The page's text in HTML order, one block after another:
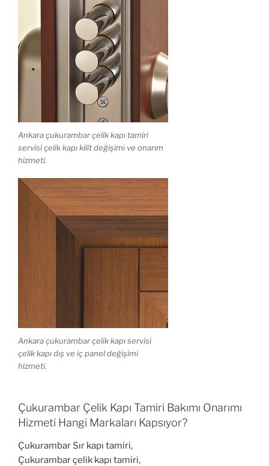
Ankara çukurambar çelik kapı tamiri
servisi çelik kapı kilit değişimi ve onarım
hizmeti.
Ankara çukurambar çelik kapı servisi
çelik kapı dış ve iç panel değişimi
hizmeti.
Çukurambar Çelik Kapı Tamiri Bakımı Onarımı
Hizmeti Hangi Markaları Kapsıyor?
Çukurambar Sır kapı tamiri,
Çukurambar çelik kapı tamiri,